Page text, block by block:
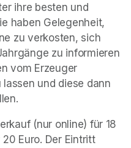
ihre besten und
haben Gelegenheit,
zu verkosten, sich
zu informieren
vom Erzeuger
und diese dann
(nur online) für 18
Euro. Der Eintritt